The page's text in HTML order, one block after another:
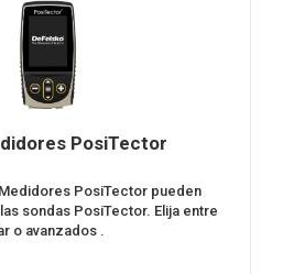
PosiTector
PosiTector pueden
sondas PosiTector. Elija entre
o avanzados .